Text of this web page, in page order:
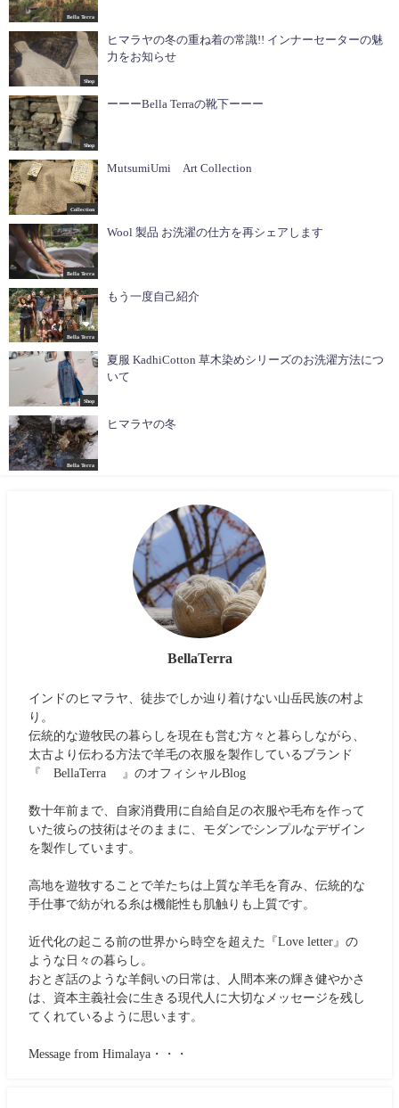
Bella Terra
Shop
ヒマラヤの冬の重ね着の常識!! インナーセーターの魅
力をお知らせ
Shop
ーーーBella Terraの靴下ーーー
Collection
MutsumiUmi Art Collection
Bella Terra
Wool 製品 お洗濯の仕方を再シェアします
Bella Terra
もう一度自己紹介
Shop
夏服 KadhiCotton 草木染めシリーズのお洗濯方法につ
いて
Bella Terra
ヒマラヤの冬
BellaTerra
インドのヒマラヤ、徒歩でしか辿り着けない山岳民族の村よ
り。
伝統的な遊牧民の暮らしを現在も営む方々と暮らしながら、
太古より伝わる方法で羊毛の衣服を製作しているブランド
『 BellaTerra 』のオフィシャルBlog
数十年前まで、自家消費用に自給自足の衣服や毛布を作って
いた彼らの技術はそのままに、モダンでシンプルなデザイン
を製作しています。
高地を遊牧することで羊たちは上質な羊毛を育み、伝統的な
手仕事で紡がれる糸は機能性も肌触りも上質です。
近代化の起こる前の世界から時空を超えた『Love letter』の
ような日々の暮らし。
おとぎ話のような羊飼いの日常は、人間本来の輝き健やかさ
は、資本主義社会に生きる現代人に大切なメッセージを残し
てくれているように思います。
Message from Himalaya・・・